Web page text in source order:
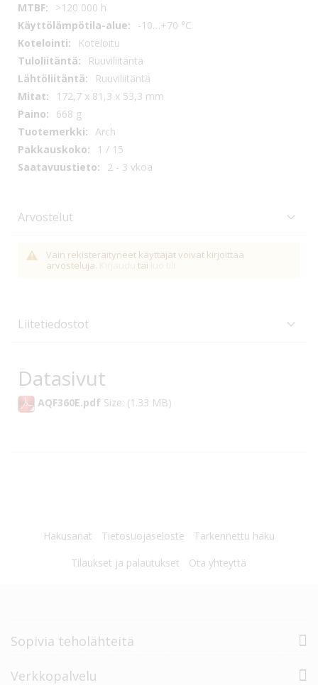
>120 000 h
-10…+70 °C
Koteloitu
Ruuviliitäntä
Ruuviliitäntä
172,7 x 81,3 x 53,3 mm
668 g
Arch
1 / 15
2 - 3 vkoa
Arvostelut
Vain rekisteräityneet käyttäjät voivat kirjoittaa
arvosteluja.
tai
Liitetiedostot
Datasivut
AQF360E.pdf Size: (1.33 MB)
Hakusanat Tietosuojaseloste
Tarkennettu haku
Tilaukset ja palautukset
Ota yhteyttä
Sopivia teholähteitä
Verkkopalvelu